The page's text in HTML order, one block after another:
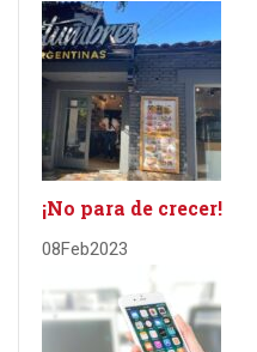
¡No para de crecer!
08Feb2023